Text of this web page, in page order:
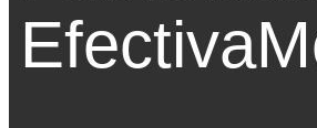
Efectiva